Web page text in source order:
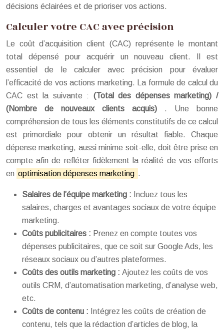
décisions éclairées et de prioriser vos actions.
Calculer votre CAC avec précision
Le coût d’acquisition client (CAC) représente le montant
total dépensé pour acquérir un nouveau client. Il est
essentiel de le calculer avec précision pour évaluer
l’efficacité de vos actions marketing. La formule de calcul du
CAC est la suivante : (Total des dépenses marketing) /
(Nombre de nouveaux clients acquis) . Une bonne
compréhension de tous les éléments constitutifs de ce calcul
est primordiale pour obtenir un résultat fiable. Chaque
dépense marketing, aussi minime soit-elle, doit être prise en
compte afin de refléter fidèlement la réalité de vos efforts
en optimisation dépenses marketing .
Salaires de l’équipe marketing : Incluez tous les
salaires, charges et avantages sociaux de votre équipe
marketing.
Coûts publicitaires : Prenez en compte toutes vos
dépenses publicitaires, que ce soit sur Google Ads, les
réseaux sociaux ou d’autres plateformes.
Coûts des outils marketing : Ajoutez les coûts de vos
outils CRM, d’automatisation marketing, d’analyse web,
etc.
Coûts de contenu : Intégrez les coûts de création de
contenu, tels que la rédaction d’articles de blog, la